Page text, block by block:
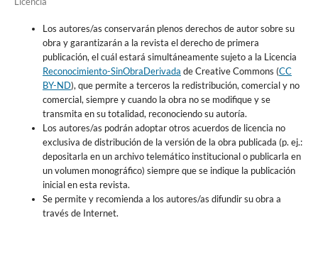
Los autores/as conservarán plenos derechos de autor sobre su
obra y garantizarán a la revista el derecho de primera
publicación, el cuál estará simultáneamente sujeto a la Licencia
Reconocimiento-SinObraDerivada de Creative Commons (CC
BY-ND), que permite a terceros la redistribución, comercial y no
comercial, siempre y cuando la obra no se modifique y se
transmita en su totalidad, reconociendo su autoría.
Los autores/as podrán adoptar otros acuerdos de licencia no
exclusiva de distribución de la versión de la obra publicada (p. ej.:
depositarla en un archivo telemático institucional o publicarla en
un volumen monográfico) siempre que se indique la publicación
inicial en esta revista.
Se permite y recomienda a los autores/as difundir su obra a
través de Internet.